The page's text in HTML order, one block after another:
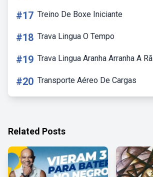
#17 Treino De Boxe Iniciante
#18 Trava Lingua O Tempo
#19 Trava Lingua Aranha Arranha A Rã
#20 Transporte Aéreo De Cargas
Related Posts